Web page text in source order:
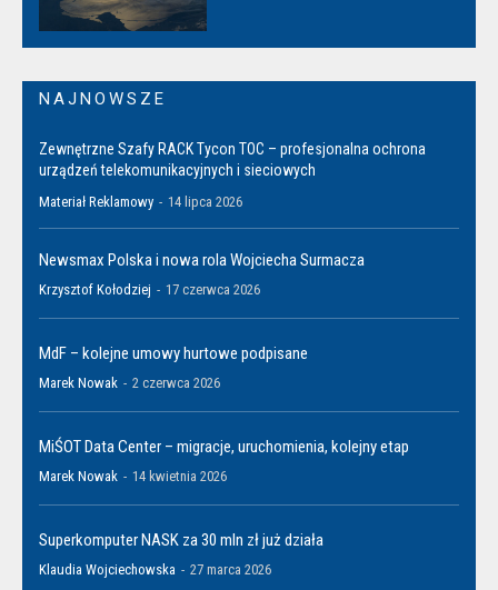
NAJNOWSZE
Zewnętrzne Szafy RACK Tycon TOC – profesjonalna ochrona
urządzeń telekomunikacyjnych i sieciowych
Materiał Reklamowy - 14 lipca 2026
Newsmax Polska i nowa rola Wojciecha Surmacza
Krzysztof Kołodziej - 17 czerwca 2026
MdF – kolejne umowy hurtowe podpisane
Marek Nowak - 2 czerwca 2026
MiŚOT Data Center – migracje, uruchomienia, kolejny etap
Marek Nowak - 14 kwietnia 2026
Superkomputer NASK za 30 mln zł już działa
Klaudia Wojciechowska - 27 marca 2026